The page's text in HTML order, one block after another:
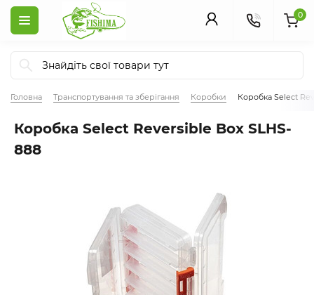
0
Головна Транспортування та зберігання Коробки Коробка Select
Коробка Select Reversible Box SLHS-
888